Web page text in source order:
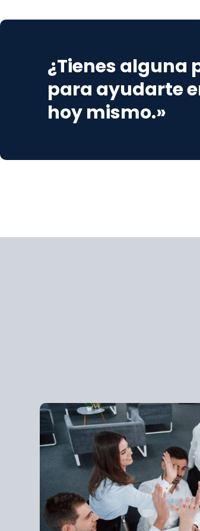
¿Tienes alguna
para ayudarte
hoy mismo.»